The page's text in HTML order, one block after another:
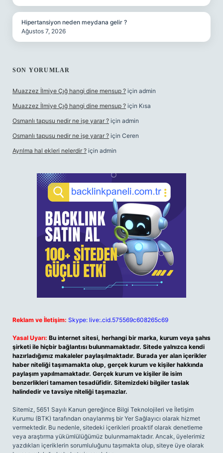
Hipertansiyon neden meydana gelir ?
Ağustos 7, 2026
SON YORUMLAR
Muazzez İlmiye Çığ hangi dine mensup ? için admin
Muazzez İlmiye Çığ hangi dine mensup ? için Kısa
Osmanlı tapusu nedir ne işe yarar ? için admin
Osmanlı tapusu nedir ne işe yarar ? için Ceren
Ayrılma hal ekleri nelerdir ? için admin
Reklam ve İletişim: Skype: live:.cid.575569c608265c69
Yasal Uyarı: Bu internet sitesi, herhangi bir marka, kurum veya şahıs
şirketi ile hiçbir bağlantısı bulunmamaktadır. Sitede yalnızca kendi
hazırladığımız makaleler paylaşılmaktadır. Burada yer alan içerikler
haber niteliği taşımamakta olup, gerçek kurum ve kişiler hakkında
paylaşım yapılmamaktadır. Gerçek kurum ve kişiler ile isim
benzerlikleri tamamen tesadüfidir. Sitemizdeki bilgiler taslak
halindedir ve tavsiye niteliği taşımazlar.
Sitemiz, 5651 Sayılı Kanun gereğince Bilgi Teknolojileri ve İletişim
Kurumu (BTK) tarafından onaylanmış bir Yer Sağlayıcı olarak hizmet
vermektedir. Bu nedenle, sitedeki içerikleri proaktif olarak denetleme
veya araştırma yükümlülüğümüz bulunmamaktadır. Ancak, üyelerimiz
yazdıkları içeriklerin sorumluluğunu taşımakta olup, siteye üye olarak